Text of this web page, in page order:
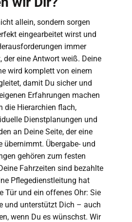
allein, sondern sorgen
eingearbeitet wirst und
immer
der eine Antwort weiß. Deine
wird komplett von einem
damit Du sicher und
Erfahrungen machen
die Hierarchien flach,
Dienstplanungen und
an Deine Seite, der eine
übernimmt. Übergabe- und
gehören zum festen
Fahrzeiten sind bezahlte
Pflegedienstleitung hat
Tür und ein offenes Ohr: Sie
und unterstützt Dich – auch
wenn Du es wünschst. Wir